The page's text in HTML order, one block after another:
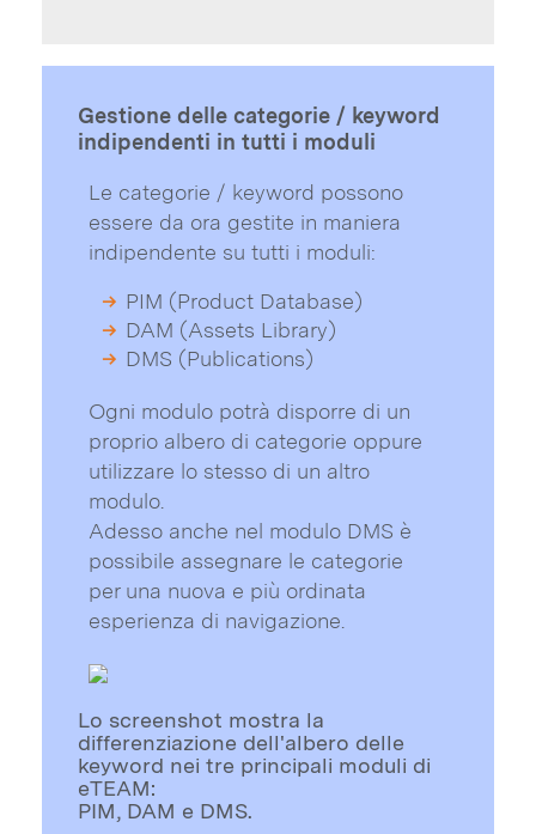
Gestione delle categorie / keyword
indipendenti in tutti i moduli
Le categorie / keyword possono
essere da ora gestite in maniera
indipendente su tutti i moduli:
PIM (Product Database)
DAM (Assets Library)
DMS (Publications)
Ogni modulo potrà disporre di un
proprio albero di categorie oppure
utilizzare lo stesso di un altro
modulo.
Adesso anche nel modulo DMS è
possibile assegnare le categorie
per una nuova e più ordinata
esperienza di navigazione.
Lo screenshot mostra la
differenziazione dell'albero delle
keyword nei tre principali moduli di
eTEAM:
PIM, DAM e DMS.